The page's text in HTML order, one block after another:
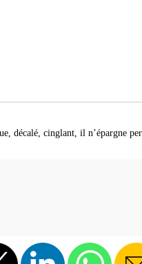
décalé, cinglant, il n’épargne